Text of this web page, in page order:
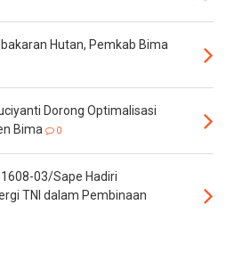
Hutan, Pemkab Bima
Dorong Optimalisasi
Bima
0
03/Sape Hadiri
TNI dalam Pembinaan